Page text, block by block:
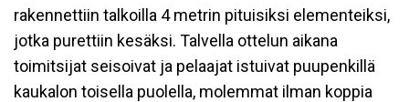
rakennettiin talkoilla 4 metrin pituisiksi elementeiksi,
jotka purettiin kesäksi. Talvella ottelun aikana
toimitsijat seisoivat ja pelaajat istuivat puupenkillä
kaukalon toisella puolella, molemmat ilman koppia